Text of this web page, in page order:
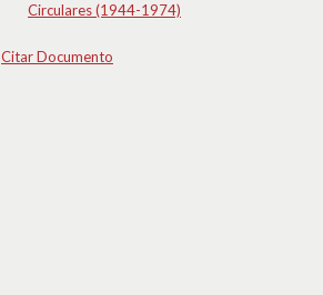
Circulares (1944-1974)
Citar Documento